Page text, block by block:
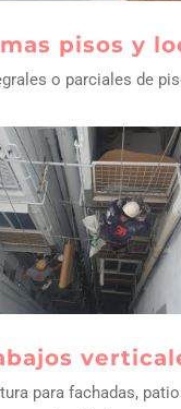
pisos y
o parciales de
para fachadas,